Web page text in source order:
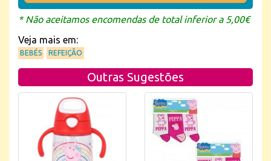
* Não aceitamos encomendas de total inferior a 5,00€
Veja mais em:
BEBÉS REFEIÇÃO
Outras Sugestões